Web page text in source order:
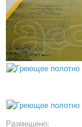
Размещено: